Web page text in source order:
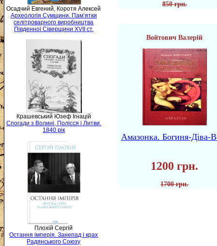
Осадчий Евгений, Коротя Алексей
Археологія Сумщини. Пам’ятки
селітроварного виробництва
Південної Сіверщини XVII ст.
Крашевський Юзеф Ігнацій
Спогади з Волині, Полісся і Литви.
1840 рік
Плохій Сергій
Остання імперія. Занепад і крах
Радянського Союзу
850 грн.
Войтович Валерій
Амазонка. Богиня-Діва-
1200 грн.
1700 грн.